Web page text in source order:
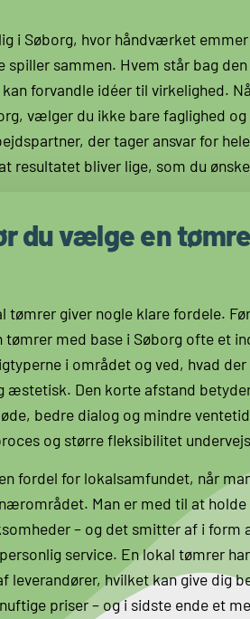
i Søborg, hvor håndværket
spiller sammen. Hvem står bag
forvandle idéer til virkelighed.
vælger du ikke bare faglighed
der tager ansvar for
resultatet bliver lige, som du
du vælge en
tømrer giver nogle klare fordele.
tømrer med base i Søborg ofte et
i området og ved, hvad der
æstetisk. Den korte afstand
bedre dialog og mindre
og større fleksibilitet
fordel for lokalsamfundet, når
Man er med til at holde
– og det smitter af i form
service. En lokal tømrer
hvilket kan give dig
priser – og i sidste ende et